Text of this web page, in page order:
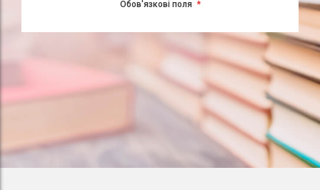
Обов'язкові поля